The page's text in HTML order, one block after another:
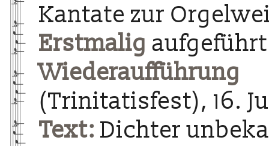
Kantate zur
Erstmalig aufgeführt
Wiederaufführung
(Trinitatisfest), 16.
Text: Dichter